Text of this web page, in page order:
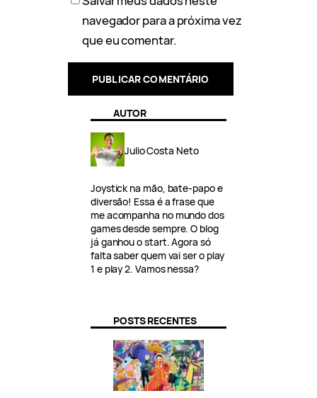
navegador para a próxima vez
que eu comentar.
AUTOR
Julio Costa Neto
Joystick na mão, bate-papo e
diversão! Essa é a frase que
me acompanha no mundo dos
games desde sempre. O blog
já ganhou o start. Agora só
falta saber quem vai ser o play
1 e play 2. Vamos nessa?
POSTS RECENTES